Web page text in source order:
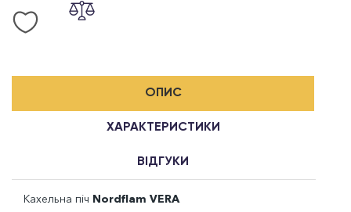
ОПИС
ХАРАКТЕРИСТИКИ
ВІДГУКИ
Кахельна піч Nordflam VERA